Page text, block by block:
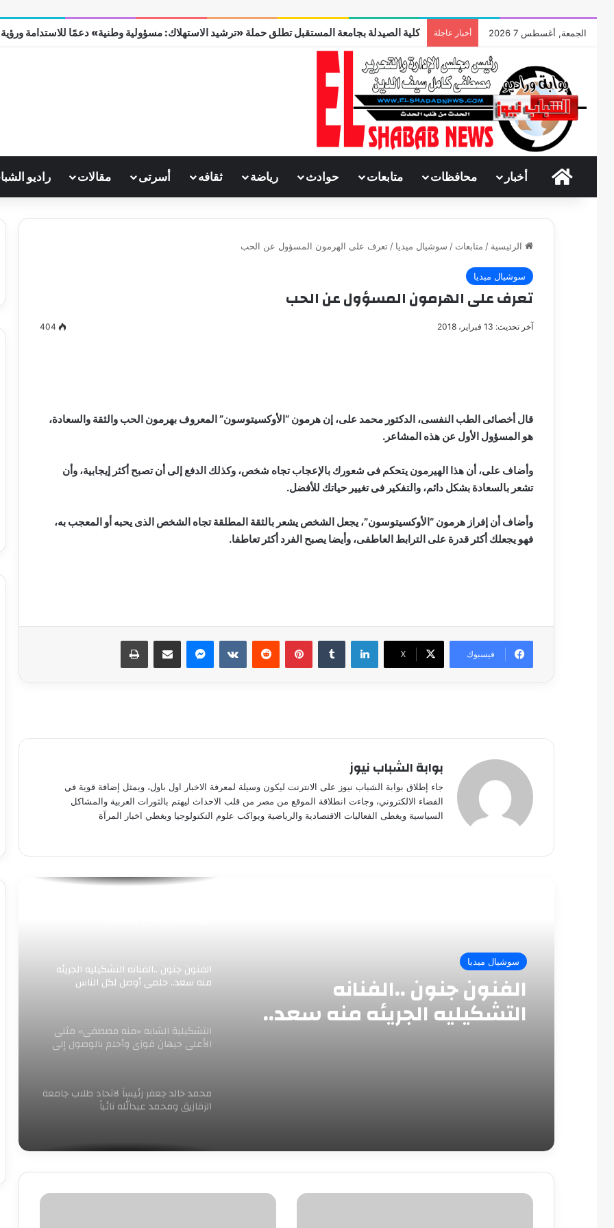
الجمعة, أغسطس 7 2026 أخبار عاجلة كلية الصيدلة بجامعة المستقبل تطلق حملة «ترشيد الاستهلاك: مسؤولية وطنية» دعمًا للاستدامة ورؤية مصر
الرئيسية
أخبار محافظات متابعات حوادث رياضة ثقافه أسرتى مقالات راديو
الرئيسية / متابعات / سوشيال ميديا / تعرف على الهرمون المسؤول عن الحب
سوشيال ميديا
تعرف على الهرمون المسؤول عن الحب
آخر تحديث: 13 فبراير، 2018 404
قال أخصائى الطب النفسى، الدكتور محمد على، إن هرمون “الأوكسيتوسون” المعروف بهرمون الحب والثقة والسعادة،
هو المسؤول الأول عن هذه المشاعر.
وأضاف على، أن هذا الهيرمون يتحكم فى شعورك بالإعجاب تجاه شخص، وكذلك الدفع إلى أن تصبح أكثر إيجابية، وأن
تشعر بالسعادة بشكل دائم، والتفكير فى تغيير حياتك للأفضل.
وأضاف أن إفراز هرمون “الأوكسيتوسون”، يجعل الشخص يشعر بالثقة المطلقة تجاه الشخص الذى يحبه أو المعجب به،
فهو يجعلك أكثر قدرة على الترابط العاطفى، وأيضا يصبح الفرد أكثر تعاطفا.
فيسبوك ‫X
لينكدإن بينتيريست ماسنجر مشاركة عبر البريد طباعة
بوابة الشباب نيوز
جاء إطلاق بوابة الشباب نيوز على الانترنت ليكون وسيلة لمعرفة الاخبار اول باول، ويمثل إضافة قوية في
الفضاء الالكتروني، وجاءت انطلاقة الموقع من مصر من قلب الاحداث ليهتم بالثورات العربية والمشاكل
السياسية ويغطى الفعاليات الاقتصادية والرياضية ويواكب علوم التكنولوجيا ويغطي اخبار المرآة
سوشيال ميديا
الفنون جنون ..الفنانه
التشكيليه الجريئه منه سعد..
حلمى أوصل لكل الناس
كبسولة قانونية..ماهية الإفراج الشرطي
وشروط تنفيذ العقوبة
بهؤلاء فورًا
إحالة بطلة كليب “بص أمك” للمحاكمة
العاجلة لاتهامها بخدش الحياء العام
ومحاربو الفتنة الطائفية
الفنون جنون ..الفنانه التشكيليه الجريئه
منه سعد.. حلمى أوصل لكل الناس
التشكيلية الشابه «منه مصطفى» مثلى
الأعلى جيهان فوزى وأحلم بالوصول إلى
محمد خالد جعفر رئيساً لاتحاد طلاب جامعة
الزقازيق ومحمد عبدالله نائباً
مغردون على «تويتر» يتفاخرون بهذا البطل
البترول
زوجة
سيف
الدين
….
مايسه
عطوه
21
مصطفى كامل سيف الدين …. يكتب
مايسه عطوه كليوباترا القرن 21
سيف
ميلاد
ميلاد جديد